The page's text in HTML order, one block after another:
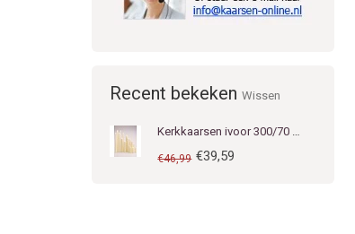
Recent bekeken Wissen
Kerkkaarsen ivoor 300/70 mm
€46,99 €39,59